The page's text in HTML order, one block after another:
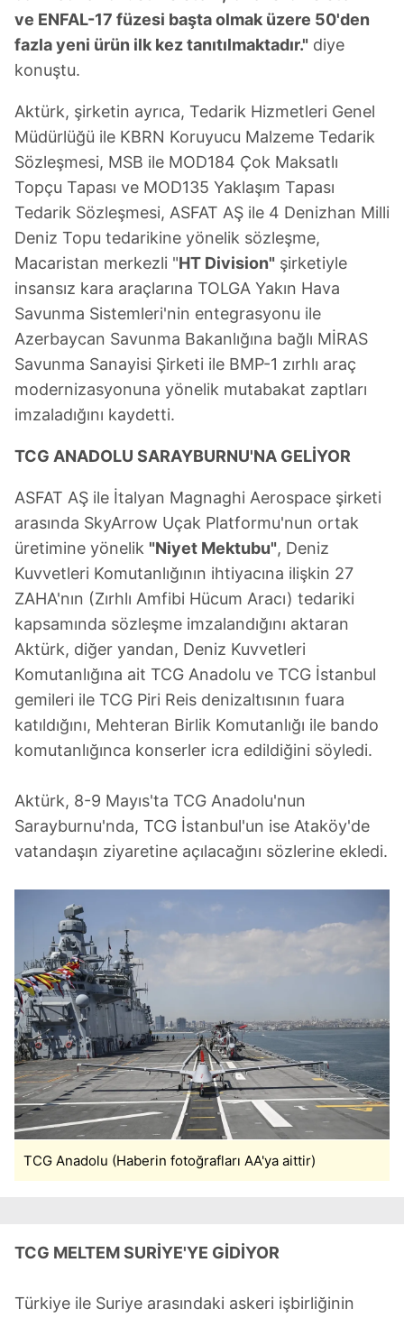
ve ENFAL-17 füzesi başta olmak üzere 50'den
fazla yeni ürün ilk kez tanıtılmaktadır." diye
konuştu.
Aktürk, şirketin ayrıca, Tedarik Hizmetleri Genel
Müdürlüğü ile KBRN Koruyucu Malzeme Tedarik
Sözleşmesi, MSB ile MOD184 Çok Maksatlı
Topçu Tapası ve MOD135 Yaklaşım Tapası
Tedarik Sözleşmesi, ASFAT AŞ ile 4 Denizhan Milli
Deniz Topu tedarikine yönelik sözleşme,
Macaristan merkezli "HT Division" şirketiyle
insansız kara araçlarına TOLGA Yakın Hava
Savunma Sistemleri'nin entegrasyonu ile
Azerbaycan Savunma Bakanlığına bağlı MİRAS
Savunma Sanayisi Şirketi ile BMP-1 zırhlı araç
modernizasyonuna yönelik mutabakat zaptları
imzaladığını kaydetti.
TCG ANADOLU SARAYBURNU'NA GELİYOR
ASFAT AŞ ile İtalyan Magnaghi Aerospace şirketi
arasında SkyArrow Uçak Platformu'nun ortak
üretimine yönelik "Niyet Mektubu", Deniz
Kuvvetleri Komutanlığının ihtiyacına ilişkin 27
ZAHA'nın (Zırhlı Amfibi Hücum Aracı) tedariki
kapsamında sözleşme imzalandığını aktaran
Aktürk, diğer yandan, Deniz Kuvvetleri
Komutanlığına ait TCG Anadolu ve TCG İstanbul
gemileri ile TCG Piri Reis denizaltısının fuara
katıldığını, Mehteran Birlik Komutanlığı ile bando
komutanlığınca konserler icra edildiğini söyledi.
Aktürk, 8-9 Mayıs'ta TCG Anadolu'nun
Sarayburnu'nda, TCG İstanbul'un ise Ataköy'de
vatandaşın ziyaretine açılacağını sözlerine ekledi.
TCG Anadolu (Haberin fotoğrafları AA'ya aittir)
TCG MELTEM SURİYE'YE GİDİYOR
Türkiye ile Suriye arasındaki askeri işbirliğinin